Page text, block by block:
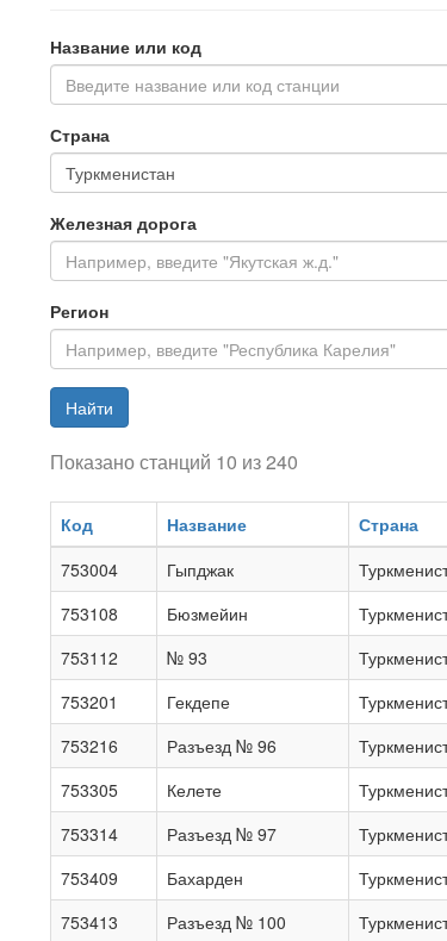
Название или код
Введите название или код станции
Страна
Железная дорога
Регион
Найти
Показано станций 10 из 240
Код Название Страна
753004
Гыпджак
753108
Бюзмейин
753112
№ 93
753201
Гекдепе
753216
Разъезд № 96
753305
Келете
753314
Разъезд № 97
753409
Бахарден
753413
Разъезд № 100